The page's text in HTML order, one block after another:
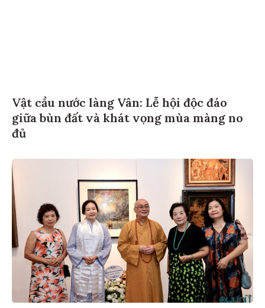
Vật cầu nước làng Vân: Lễ hội độc đáo
giữa bùn đất và khát vọng mùa màng no
đủ